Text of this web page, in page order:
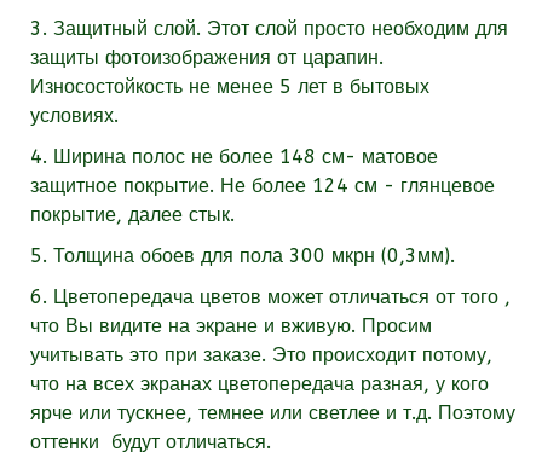
3. Защитный слой. Этот слой просто необходим для
защиты фотоизображения от царапин.
Износостойкость не менее 5 лет в бытовых
условиях.
4. Ширина полос не более 148 см- матовое
защитное покрытие. Не более 124 см - глянцевое
покрытие, далее стык.
5. Толщина обоев для пола 300 мкрн (0,3мм).
6. Цветопередача цветов может отличаться от того ,
что Вы видите на экране и вживую. Просим
учитывать это при заказе. Это происходит потому,
что на всех экранах цветопередача разная, у кого
ярче или тускнее, темнее или светлее и т.д. Поэтому
оттенки будут отличаться.